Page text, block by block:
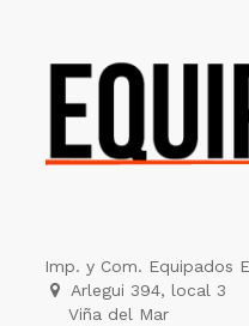
Imp. y Com. Equipados
Arlegui 394, local 3
Viña del Mar